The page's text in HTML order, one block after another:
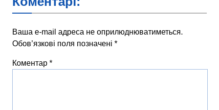
Ваша e-mail адреса не оприлюднюватиметься.
Обов’язкові поля позначені *
Коментар *